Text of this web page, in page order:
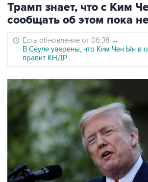
Трамп знает, что с Ким
сообщать об этом пока
Есть обновление от 06:38 →
В Сеуле уверены, что Ким Чен Ын в
правит КНДР